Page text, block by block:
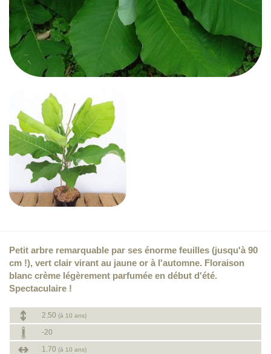
Petit arbre remarquable par ses énorme feuilles (jusqu'à 90
cm !), vert clair virant au jaune or à l'automne. Floraison
blanc crème légèrement parfumée en début d'été.
Spectaculaire !
2.50 (à 10 ans)
-20
1.70 (à 10 ans)